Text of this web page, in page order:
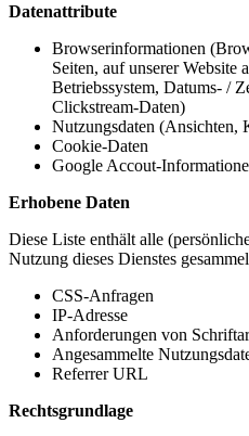
Datenattribute
Browserinformationen
Seiten, auf unserer Website
Betriebssystem, Datums- /
Clickstream-Daten)
Nutzungsdaten (Ansichten,
Cookie-Daten
Google Accout-
Erhobene Daten
Diese Liste enthält alle
Nutzung dieses Dienstes
CSS-Anfragen
IP-Adresse
Anforderungen von
Angesammelte
Referrer URL
Rechtsgrundlage